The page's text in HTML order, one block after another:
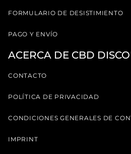
FORMULARIO DE DESISTIMIENTO
PAGO Y ENVÍO
ACERCA DE CBD
CONTACTO
POLÍTICA DE PRIVACIDAD
CONDICIONES GENERALES DE
IMPRINT